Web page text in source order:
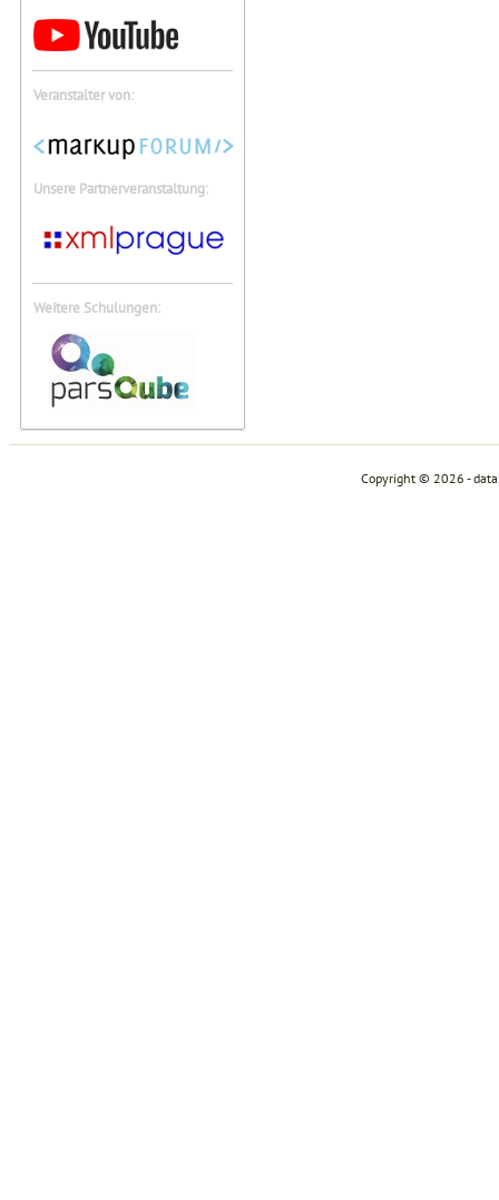
Veranstalter von:
Unsere Partnerveranstaltung:
Weitere Schulungen:
Copyright © 2026 -